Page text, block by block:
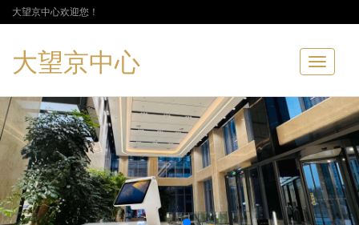
大望京中心欢迎您！
大望京中心